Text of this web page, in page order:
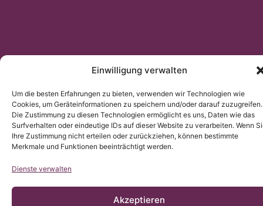
Einwilligung verwalten
Um die besten Erfahrungen zu bieten, verwenden wir Technologien wie
Cookies, um Geräteinformationen zu speichern und/oder darauf zuzugreifen.
Die Zustimmung zu diesen Technologien ermöglicht es uns, Daten wie das
Surfverhalten oder eindeutige IDs auf dieser Website zu verarbeiten. Wenn
Ihre Zustimmung nicht erteilen oder zurückziehen, können bestimmte
Merkmale und Funktionen beeinträchtigt werden.
Dienste verwalten
Akzeptieren